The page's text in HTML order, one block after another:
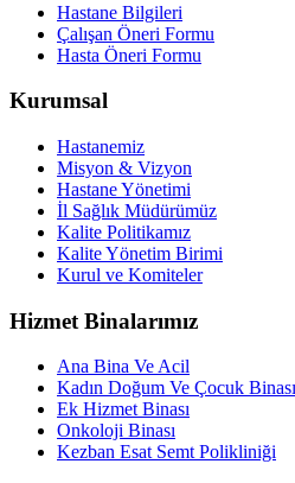
Hastane Bilgileri
Çalışan Öneri Formu
Hasta Öneri Formu
Kurumsal
Hastanemiz
Misyon & Vizyon
Hastane Yönetimi
İl Sağlık Müdürümüz
Kalite Politikamız
Kalite Yönetim Birimi
Kurul ve Komiteler
Hizmet Binalarımız
Ana Bina Ve Acil
Kadın Doğum Ve Çocuk Binası
Ek Hizmet Binası
Onkoloji Binası
Kezban Esat Semt Polikliniği